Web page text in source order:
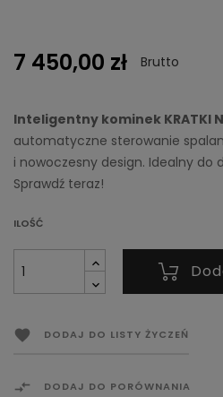
7 450,00 zł Brutto
Inteligentny kominek KRATKI
automatyczne sterowanie
i nowoczesny design. Idealny do
Sprawdź teraz!
ILOŚĆ
 DODAJ DO LISTY ŻYCZEŃ
 DODAJ DO PORÓWNANIA